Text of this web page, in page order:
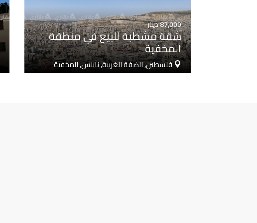
87,000دينار
شقة مشطبة للبيع في منطقة
المخفية
فلسطين, الضفة الغربية, نابلس, المخفية